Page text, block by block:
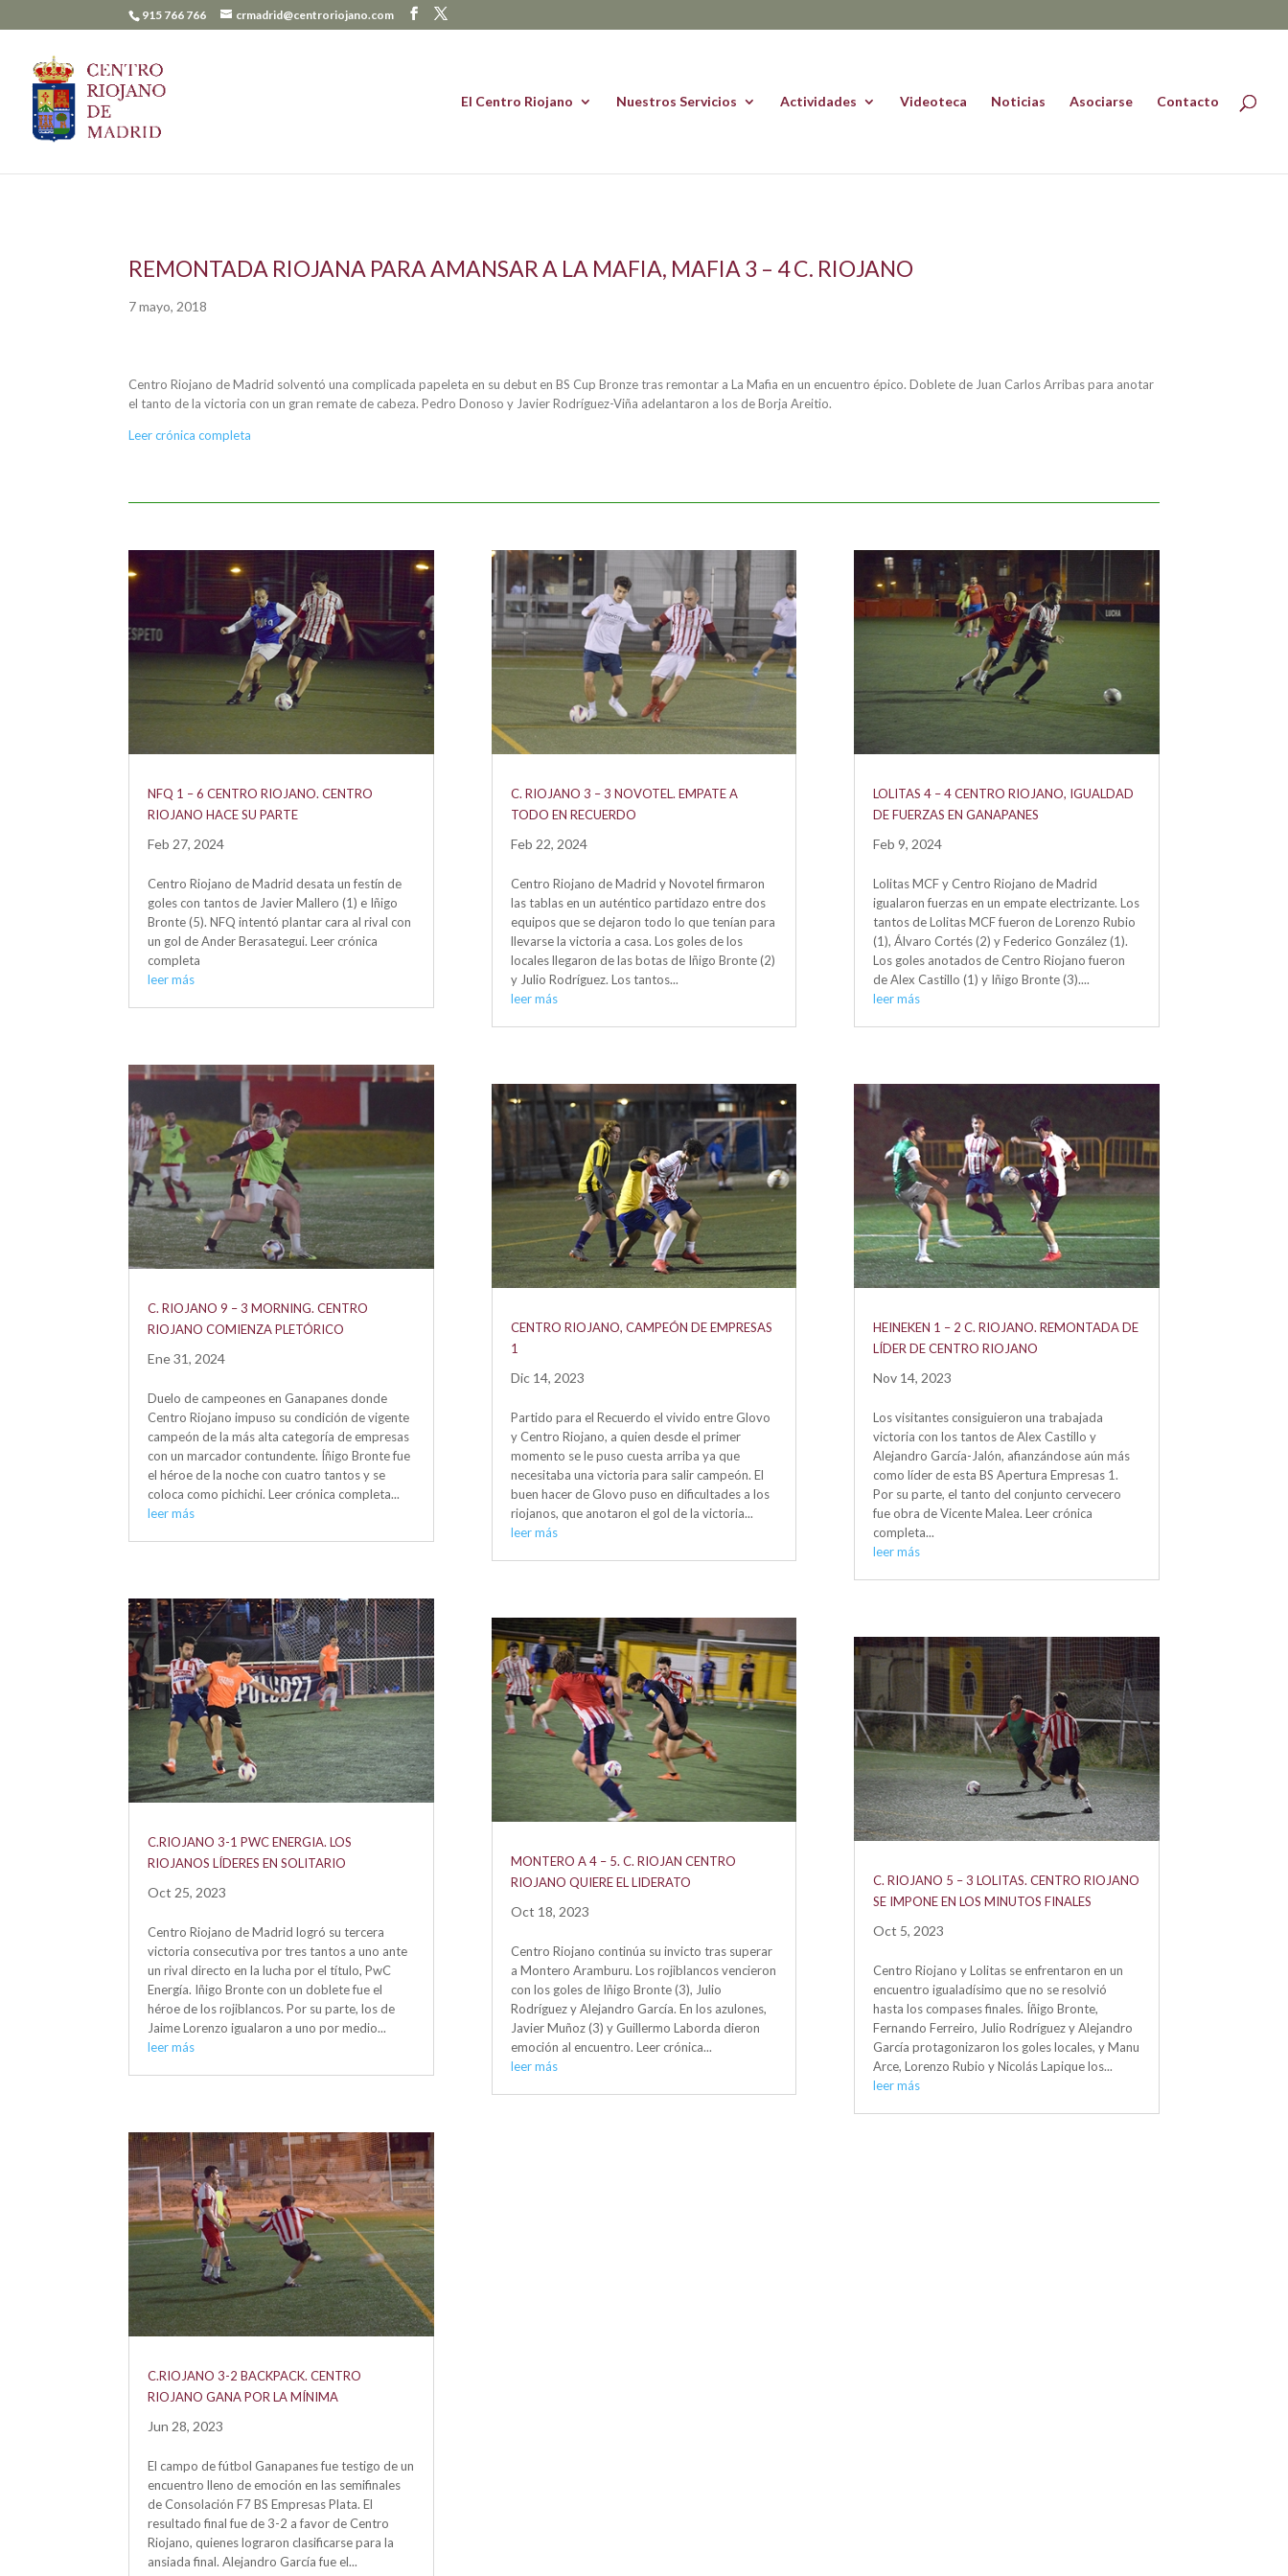
915 766 766 crmadrid@centroriojano.com
El Centro Riojano Nuestros Servicios Actividades Videoteca Noticias Asociarse Contacto
REMONTADA RIOJANA PARA AMANSAR A LA MAFIA, MAFIA 3 – 4 C. RIOJANO
7 mayo, 2018
Centro Riojano de Madrid solventó una complicada papeleta en su debut en BS Cup Bronze tras remontar a La Mafia en un encuentro épico. Doblete de Juan Carlos Arribas para anotar
el tanto de la victoria con un gran remate de cabeza. Pedro Donoso y Javier Rodríguez-Viña adelantaron a los de Borja Areitio.
Leer crónica completa
NFQ 1 – 6 CENTRO RIOJANO. CENTRO
RIOJANO HACE SU PARTE
Feb 27, 2024
Centro Riojano de Madrid desata un festín de
goles con tantos de Javier Mallero (1) e Iñigo
Bronte (5). NFQ intentó plantar cara al rival con
un gol de Ander Berasategui. Leer crónica
completa
leer más
C. RIOJANO 9 – 3 MORNING. CENTRO
RIOJANO COMIENZA PLETÓRICO
Ene 31, 2024
Duelo de campeones en Ganapanes donde
Centro Riojano impuso su condición de vigente
campeón de la más alta categoría de empresas
con un marcador contundente. Íñigo Bronte fue
el héroe de la noche con cuatro tantos y se
coloca como pichichi. Leer crónica completa...
leer más
C.RIOJANO 3-1 PWC ENERGIA. LOS
RIOJANOS LÍDERES EN SOLITARIO
Oct 25, 2023
Centro Riojano de Madrid logró su tercera
victoria consecutiva por tres tantos a uno ante
un rival directo en la lucha por el título, PwC
Energía. Iñigo Bronte con un doblete fue el
héroe de los rojiblancos. Por su parte, los de
Jaime Lorenzo igualaron a uno por medio...
leer más
C.RIOJANO 3-2 BACKPACK. CENTRO
RIOJANO GANA POR LA MÍNIMA
Jun 28, 2023
El campo de fútbol Ganapanes fue testigo de un
encuentro lleno de emoción en las semifinales
de Consolación F7 BS Empresas Plata. El
resultado final fue de 3-2 a favor de Centro
Riojano, quienes lograron clasificarse para la
ansiada final. Alejandro García fue el...
C. RIOJANO 3 – 3 NOVOTEL. EMPATE A
TODO EN RECUERDO
Feb 22, 2024
Centro Riojano de Madrid y Novotel firmaron
las tablas en un auténtico partidazo entre dos
equipos que se dejaron todo lo que tenían para
llevarse la victoria a casa. Los goles de los
locales llegaron de las botas de Iñigo Bronte (2)
y Julio Rodríguez. Los tantos...
leer más
CENTRO RIOJANO, CAMPEÓN DE EMPRESAS
1
Dic 14, 2023
Partido para el Recuerdo el vivido entre Glovo
y Centro Riojano, a quien desde el primer
momento se le puso cuesta arriba ya que
necesitaba una victoria para salir campeón. El
buen hacer de Glovo puso en dificultades a los
riojanos, que anotaron el gol de la victoria...
leer más
MONTERO A 4 – 5. C. RIOJAN CENTRO
RIOJANO QUIERE EL LIDERATO
Oct 18, 2023
Centro Riojano continúa su invicto tras superar
a Montero Aramburu. Los rojiblancos vencieron
con los goles de Iñigo Bronte (3), Julio
Rodríguez y Alejandro García. En los azulones,
Javier Muñoz (3) y Guillermo Laborda dieron
emoción al encuentro. Leer crónica...
leer más
LOLITAS 4 – 4 CENTRO RIOJANO, IGUALDAD
DE FUERZAS EN GANAPANES
Feb 9, 2024
Lolitas MCF y Centro Riojano de Madrid
igualaron fuerzas en un empate electrizante. Los
tantos de Lolitas MCF fueron de Lorenzo Rubio
(1), Álvaro Cortés (2) y Federico González (1).
Los goles anotados de Centro Riojano fueron
de Alex Castillo (1) y Iñigo Bronte (3)....
leer más
HEINEKEN 1 – 2 C. RIOJANO. REMONTADA DE
LÍDER DE CENTRO RIOJANO
Nov 14, 2023
Los visitantes consiguieron una trabajada
victoria con los tantos de Alex Castillo y
Alejandro García-Jalón, afianzándose aún más
como líder de esta BS Apertura Empresas 1.
Por su parte, el tanto del conjunto cervecero
fue obra de Vicente Malea. Leer crónica
completa...
leer más
C. RIOJANO 5 – 3 LOLITAS. CENTRO RIOJANO
SE IMPONE EN LOS MINUTOS FINALES
Oct 5, 2023
Centro Riojano y Lolitas se enfrentaron en un
encuentro igualadísimo que no se resolvió
hasta los compases finales. Íñigo Bronte,
Fernando Ferreiro, Julio Rodríguez y Alejandro
García protagonizaron los goles locales, y Manu
Arce, Lorenzo Rubio y Nicolás Lapique los...
leer más